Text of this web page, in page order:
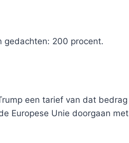
gedachten: 200 procent.
een tarief van dat bedrag
Europese Unie doorgaan met